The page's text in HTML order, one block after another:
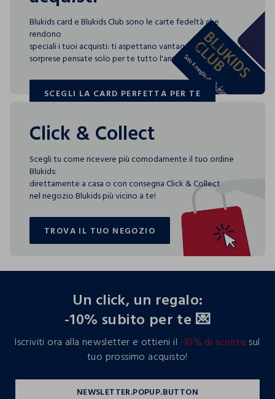
Blukids card e Blukids Club sono le carte fedeltà che
rendono
speciali i tuoi acquisti: ti aspettano vantaggi, promozioni e
sorprese pensate solo per te tutto l'anno!
SCEGLI LA CARD PERFETTA PER TE
SCEGLI LA CARD PERFETTA PER TE
Click & Collect
Scegli tu come ricevere più comodamente il tuo ordine
Blukids:
direttamente a casa o con consegna Click & Collect
nel negozio Blukids più vicino a te!
TROVA IL TUO NEGOZIO
TROVA IL TUO NEGOZIO
Un click, un regalo:
-10% subito per te 💌
Iscriviti ora alla newsletter e ottieni il -10% di sconto sul
tuo prossimo acquisto!